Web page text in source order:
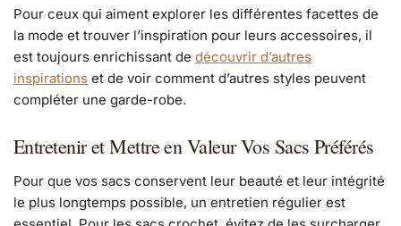
Pour ceux qui aiment explorer les différentes facettes de
la mode et trouver l’inspiration pour leurs accessoires, il
est toujours enrichissant de découvrir d’autres
inspirations et de voir comment d’autres styles peuvent
compléter une garde-robe.
Entretenir et Mettre en Valeur Vos Sacs Préférés
Pour que vos sacs conservent leur beauté et leur intégrité
le plus longtemps possible, un entretien régulier est